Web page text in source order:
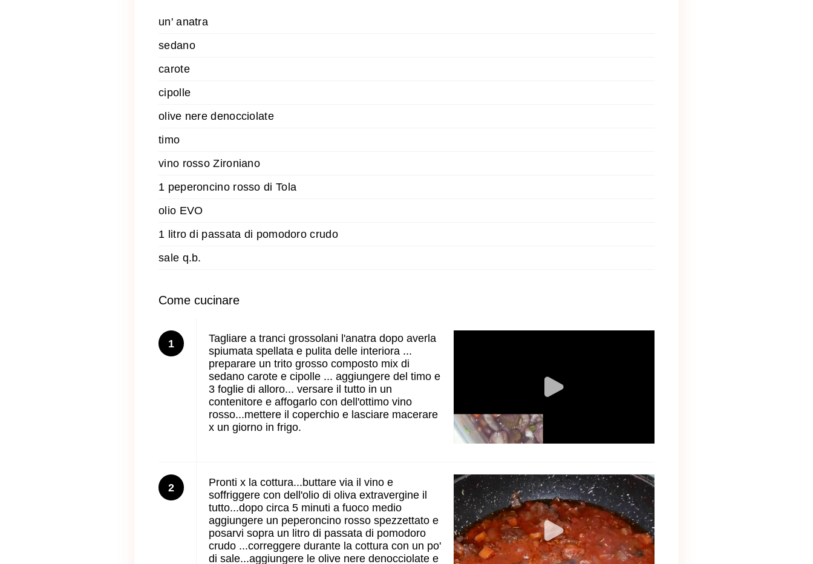
un' anatra
sedano
carote
cipolle
olive nere denocciolate
timo
vino rosso Zironiano
1 peperoncino rosso di Tola
olio EVO
1 litro di passata di pomodoro crudo
sale q.b.
Come cucinare
1
Tagliare a tranci grossolani l'anatra dopo averla
spiumata spellata e pulita delle interiora ...
preparare un trito grosso composto mix di
sedano carote e cipolle ... aggiungere del timo e
3 foglie di alloro... versare il tutto in un
contenitore e affogarlo con dell'ottimo vino
rosso...mettere il coperchio e lasciare macerare
x un giorno in frigo.
2
Pronti x la cottura...buttare via il vino e
soffriggere con dell'olio di oliva extravergine il
tutto...dopo circa 5 minuti a fuoco medio
aggiungere un peperoncino rosso spezzettato e
posarvi sopra un litro di passata di pomodoro
crudo ...correggere durante la cottura con un po'
di sale...aggiungere le olive nere denocciolate e